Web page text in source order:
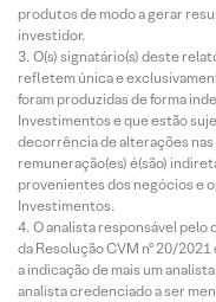
produtos de modo a gerar
investidor.
O(s) signatário(s) deste
refletem única e
foram produzidas de forma
Investimentos e que estão
decorrência de alterações nas
remuneração(es) é(são)
provenientes dos negócios e
Investimentos.
O analista responsável
da Resolução CVM nº 20/
a indicação de mais um
analista credenciado a ser